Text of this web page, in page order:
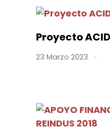
Proyecto
23 Marzo 2023